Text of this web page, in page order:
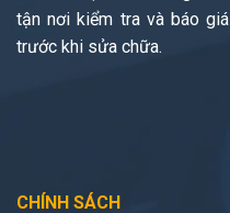
tận nơi kiểm tra và báo giá
trước khi sửa chữa.
CHÍNH SÁCH